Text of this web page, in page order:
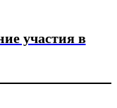
участия в